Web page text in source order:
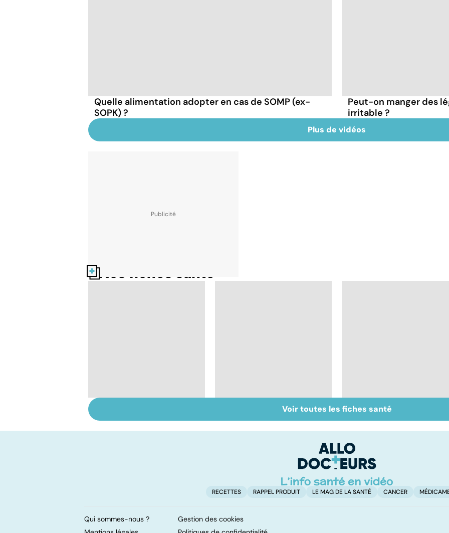
Quelle alimentation adopter en cas de SOMP (ex-
SOPK) ?
Peut-on manger des
irritable ?
Plus de vidéos
Nos fiches santé
infections
Inflammation des
amygdales : que faire
Suicide : prévenir le
passage à l'acte
Voir toutes les fiches santé
RECETTES RAPPEL PRODUIT LE MAG DE LA SANTÉ CANCER
Qui sommes-nous ?
Gestion des cookies